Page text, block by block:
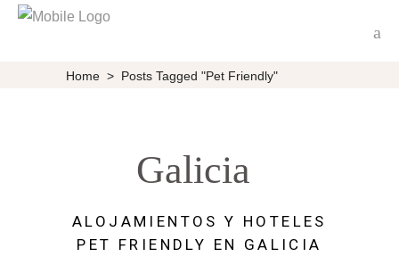
Home > Posts Tagged "pet Friendly"
Galicia
ALOJAMIENTOS Y HOTELES
PET FRIENDLY EN GALICIA